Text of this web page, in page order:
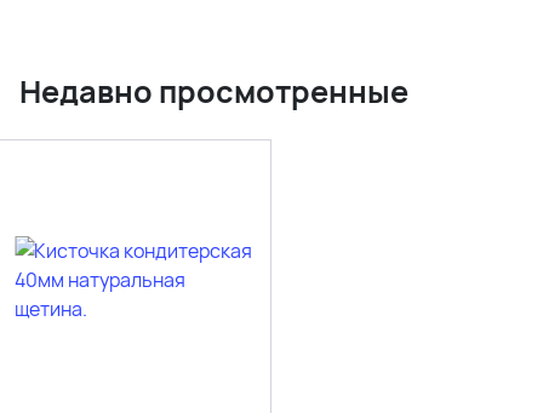
Недавно просмотренные